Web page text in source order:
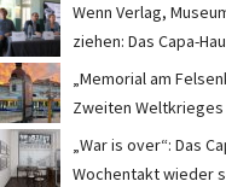
Wenn Verlag,
ziehen: Das Capa-
„Memorial am
Zweiten
„War is over“: Das
Wochentakt wieder